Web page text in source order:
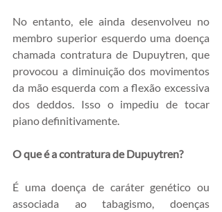
No entanto, ele ainda desenvolveu no
membro superior esquerdo uma doença
chamada contratura de Dupuytren, que
provocou a diminuição dos movimentos
da mão esquerda com a flexão excessiva
dos deddos. Isso o impediu de tocar
piano definitivamente.
O que é a contratura de Dupuytren?
É uma doença de caráter genético ou
associada ao tabagismo, doenças